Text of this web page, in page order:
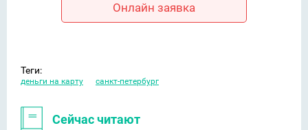
Онлайн заявка
Теги:
деньги на карту санкт-петербург
Сейчас читают